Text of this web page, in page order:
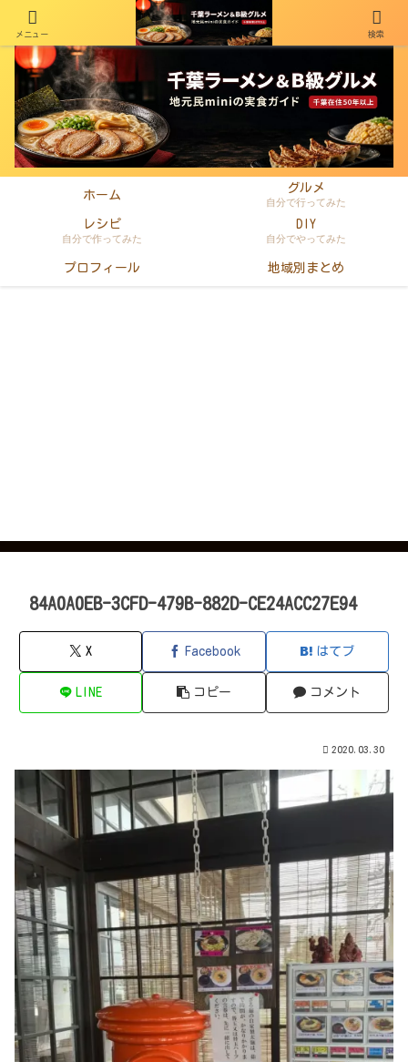
千葉在住50年以上のminiがラーメン・町中華・B級グルメを本音レビュー
ホーム
グルメ
自分で行ってみた
レシピ
自分で作ってみた
DIY
自分でやってみた
プロフィール 地域別まとめ
84A0A0EB-3CFD-479B-882D-CE24ACC27E94
X Facebook はてブ
LINE コピー コメント
2020.03.30
メニュー 検索